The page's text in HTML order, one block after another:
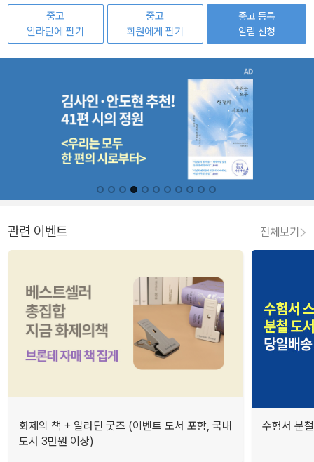
중고
알라딘에 팔기
중고
회원에게 팔기
중고 등록
알림 신청
관련 이벤트 전체보기
화제의 책 + 알라딘 굿즈 (이벤트 도서 포함, 국내
도서 3만원 이상)
수험서 분